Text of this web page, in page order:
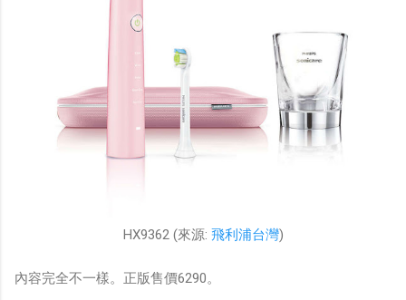
HX9362 (來源: 飛利浦台灣)
內容完全不一樣。正版售價6290。